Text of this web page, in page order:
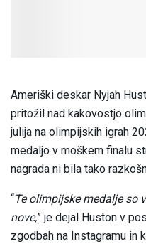
Ameriški deskar Nyjah
pritožil nad kakovostjo
julija na olimpijskih igrah
medaljo v moškem finalu
nagrada ni bila tako
“Te olimpijske medalje so
nove,” je dejal Huston v
zgodbah na Instagramu in